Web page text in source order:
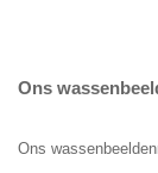
Ons
Ons